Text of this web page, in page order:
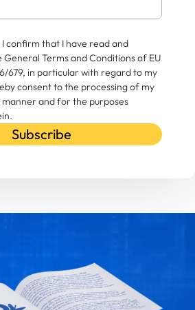
I confirm that I have read and
Terms and Conditions of EU
679, in particular with regard to my
consent to the processing of my
and for the purposes
Subscribe